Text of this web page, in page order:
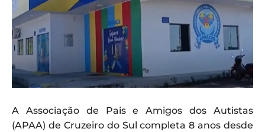
A Associação de Pais e Amigos dos Autistas
(APAA) de Cruzeiro do Sul completa 8 anos desde